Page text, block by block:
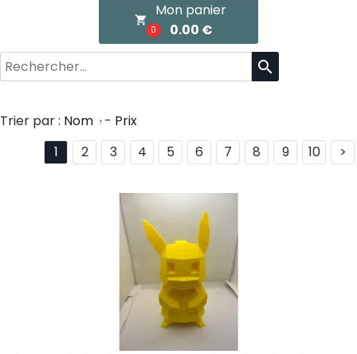
local_grocery_store
0
Mon panier
0.00 €
search
Trier par : Nom - Prix
1
2 3 4 5 6 7 8 9 10 >